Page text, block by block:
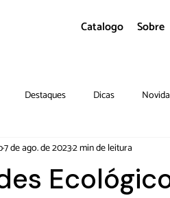
Catalogo Sobre
Destaques Dicas
7 de ago. de 20232 min de leitura